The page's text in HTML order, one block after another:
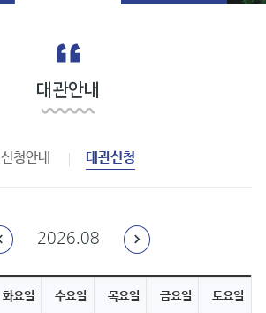
대관안내
신청안내 대관신청
2026.08
화요일 수요일 목요일 금요일 토요일